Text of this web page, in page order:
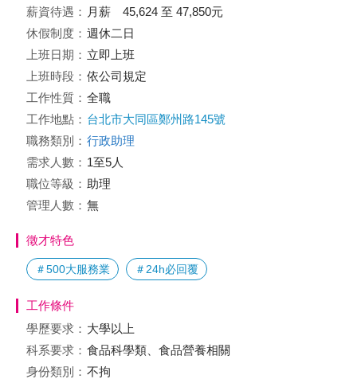
薪資待遇： 月薪 45,624 至 47,850元
休假制度： 週休二日
上班日期： 立即上班
上班時段： 依公司規定
工作性質： 全職
工作地點： 台北市大同區鄭州路145號
職務類別： 行政助理
需求人數： 1至5人
職位等級： 助理
管理人數： 無
徵才特色
＃500大服務業 ＃24h必回覆
工作條件
學歷要求： 大學以上
科系要求： 食品科學類、食品營養相關
身份類別： 不拘